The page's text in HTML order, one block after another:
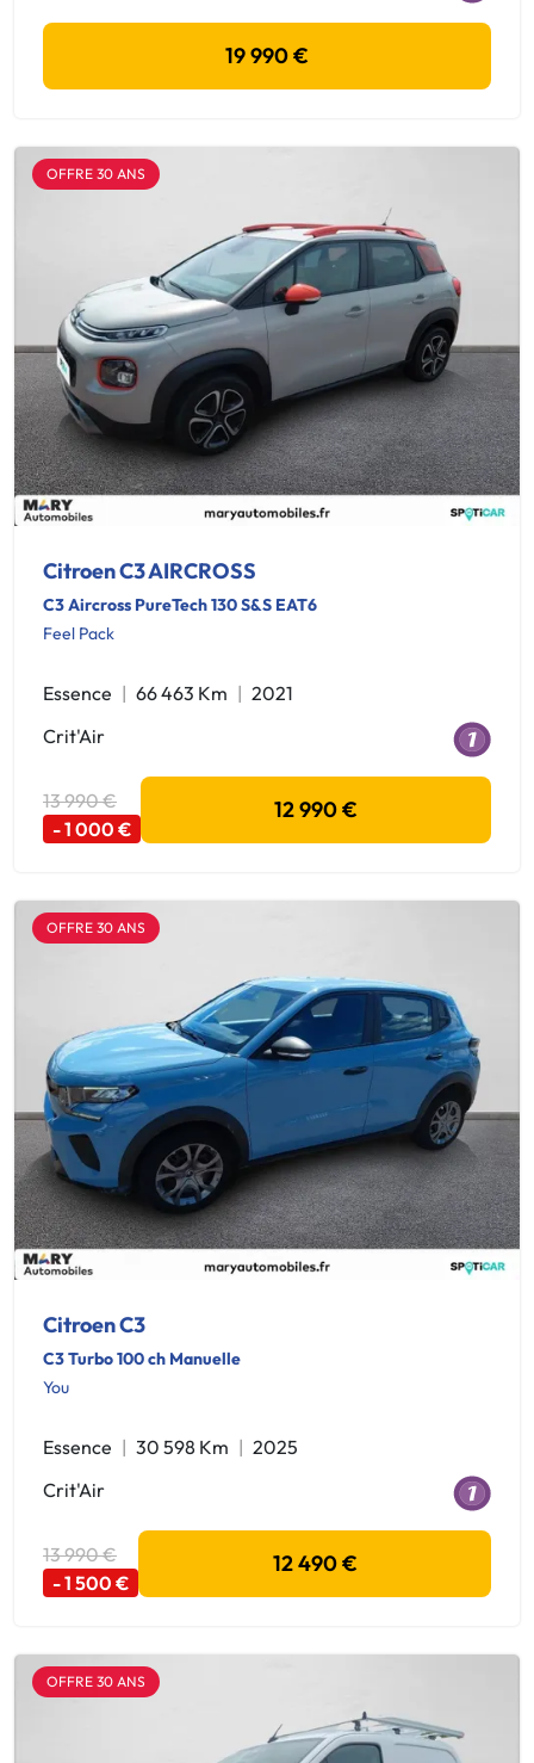
19 990 €
OFFRE 30 ANS
Citroen C3 AIRCROSS
C3 Aircross PureTech 130 S&S EAT6
Feel Pack
Essence 66 463 Km
2021
Crit'Air
13 990 €
- 1 000 €
12 990 €
OFFRE 30 ANS
Citroen C3
C3 Turbo 100 ch Manuelle
You
Essence 30 598 Km
2025
Crit'Air
13 990 €
- 1 500 €
12 490 €
OFFRE 30 ANS